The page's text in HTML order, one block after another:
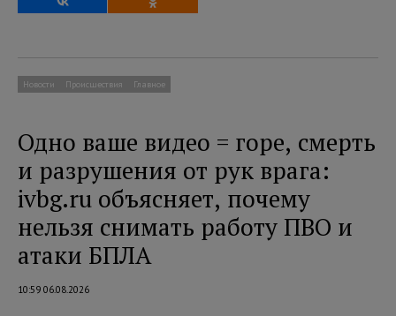
Новости Происшествия Главное
Одно ваше видео = горе, смерть
и разрушения от рук врага:
ivbg.ru объясняет, почему
нельзя снимать работу ПВО и
атаки БПЛА
10:59 06.08.2026